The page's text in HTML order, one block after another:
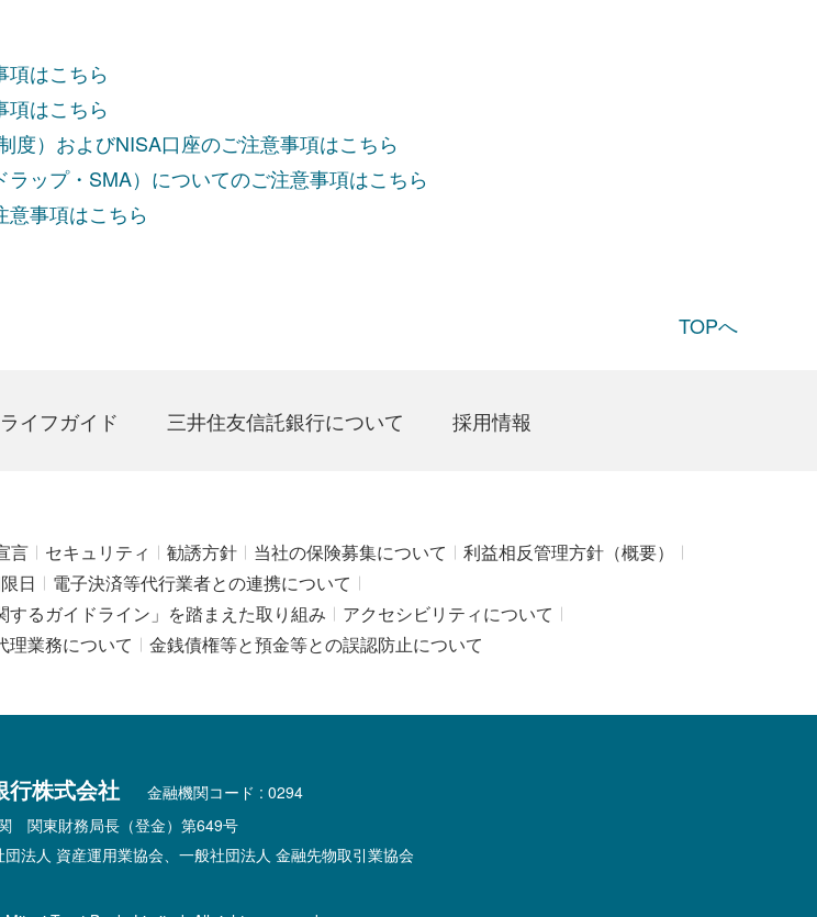
項はこちら
項はこちら
度）およびNISA口座のご注意事項はこちら
ップ・SMA）についてのご注意事項はこちら
意事項はこちら
TOPへ
ライフガイド 三井住友信託銀行について 採用情報
言 セキュリティ 勧誘方針 当社の保険募集について
利益相反管理方針（概要）
日
電子決済等代行業者との連携について
するガイドライン」を踏まえた取り組み
アクセシビリティについて
理業務について
金銭債権等と預金等との誤認防止について
行株式会社
金融機関コード : 0294
関東財務局長（登金）第649号
法人 資産運用業協会、一般社団法人 金融先物取引業協会